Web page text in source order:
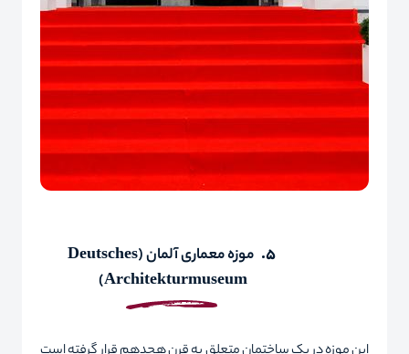
5. موزه معماری آلمان (Deutsches
Architekturmuseum
)